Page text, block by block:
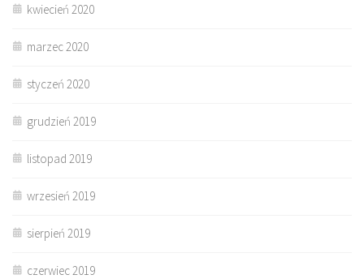
kwiecień 2020
marzec 2020
styczeń 2020
grudzień 2019
listopad 2019
wrzesień 2019
sierpień 2019
czerwiec 2019